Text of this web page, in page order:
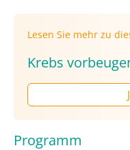
Lesen Sie mehr zu
Krebs
Programm